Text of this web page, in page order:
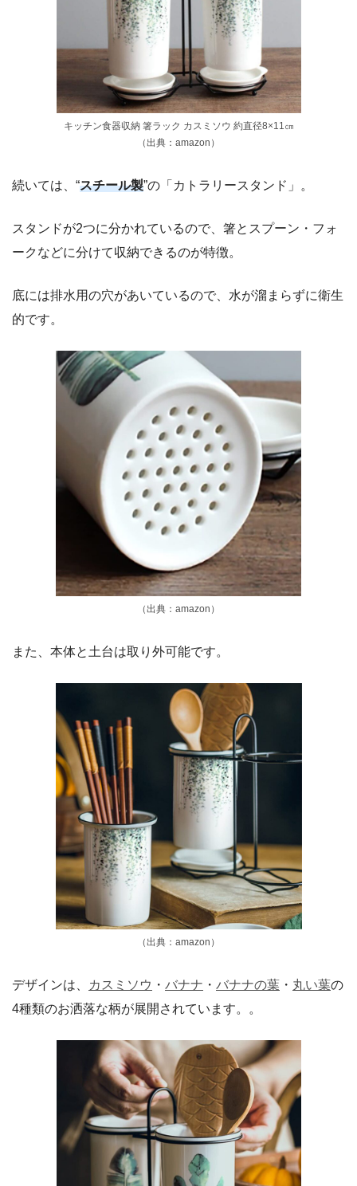
キッチン食器収納 箸ラック カスミソウ 約直径8×11㎝
（出典：amazon）
続いては、“スチール製”の「カトラリースタンド」。
スタンドが2つに分かれているので、箸とスプーン・フォ
ークなどに分けて収納できるのが特徴。
底には排水用の穴があいているので、水が溜まらずに衛生
的です。
（出典：amazon）
また、本体と土台は取り外可能です。
（出典：amazon）
デザインは、 カスミソウ ・ バナナ ・ バナナの葉 ・ 丸い葉の
4種類のお洒落な柄が展開されています。。